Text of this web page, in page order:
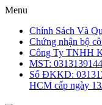
Menu
Chính Sách Và
Chứng nhận bộ
Công Ty TNHH
MST: 0313139144
Số ĐKKD:
HCM cấp ngày